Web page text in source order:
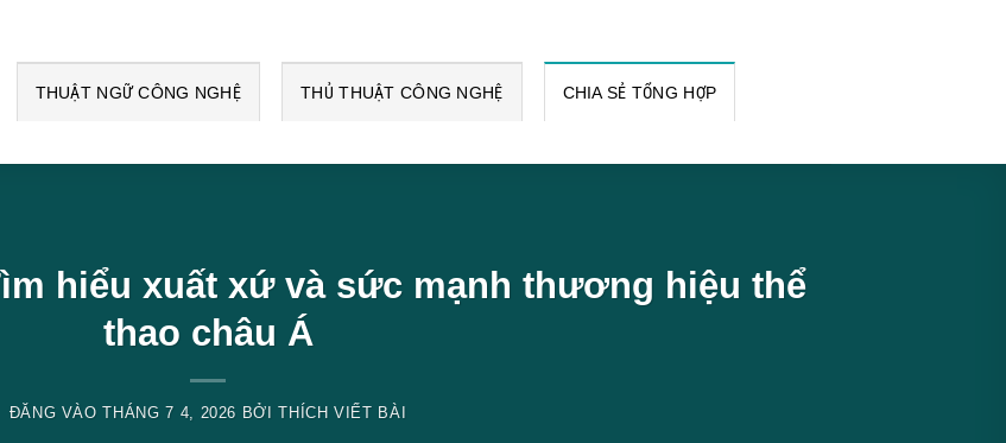
THUẬT NGỮ CÔNG NGHỆ THỦ THUẬT CÔNG NGHỆ CHIA SẺ TỔNG HỢP
hiểu xuất xứ và sức mạnh thương hiệu thể
thao châu Á
ĐĂNG VÀOTHÁNG 7 4, 2026 BỞITHÍCH VIẾT BÀI